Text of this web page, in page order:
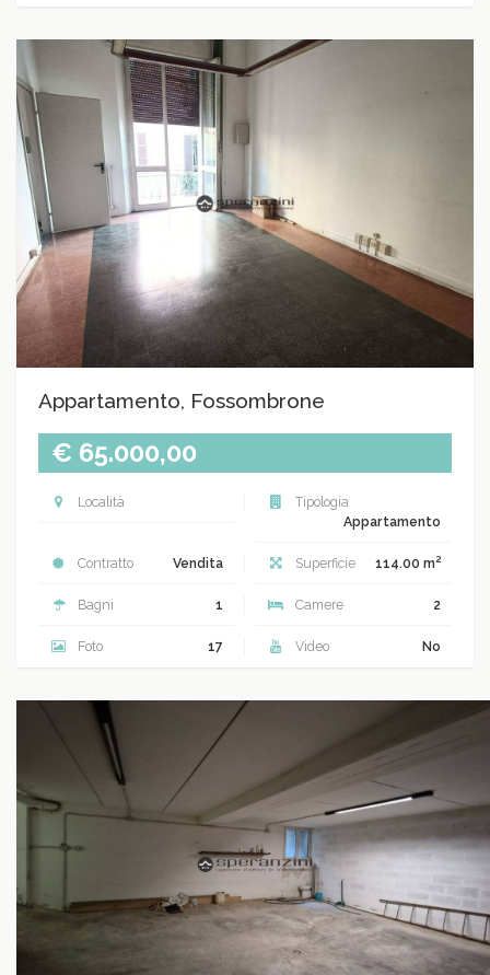
Appartamento, Fossombrone
€ 65.000,00
Località
Tipologia
Appartamento
Contratto Vendita Superficie 114.00 m2
Bagni 1 Camere 2
Foto 17 Video No